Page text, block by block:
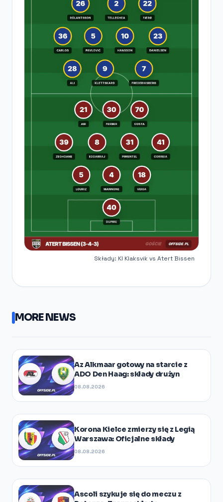
Składy: KI Klaksvik vs Atert Bissen
MORE NEWS
Az Alkmaar gotowy na starcie z
ADO Den Haag: składy drużyn
08.08.2026
Korona Kielce zmierzy się z Legią
Warszawa: Oficjalne składy
08.08.2026
Ascoli szykuje się do meczu z